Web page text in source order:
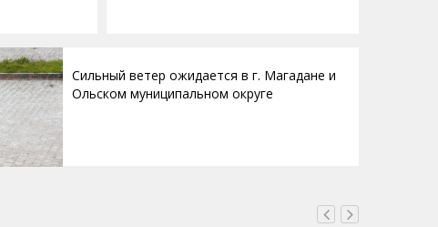
Сильный ветер ожидается в г. Магадане и
Ольском муниципальном округе